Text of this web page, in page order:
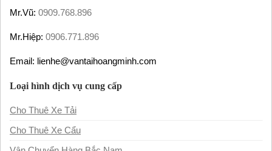
Mr.Vũ: 0909.768.896
Mr.Hiệp: 0906.771.896
Email: lienhe@vantaihoangminh.com
Loại hình dịch vụ cung cấp
Cho Thuê Xe Tải
Cho Thuê Xe Cẩu